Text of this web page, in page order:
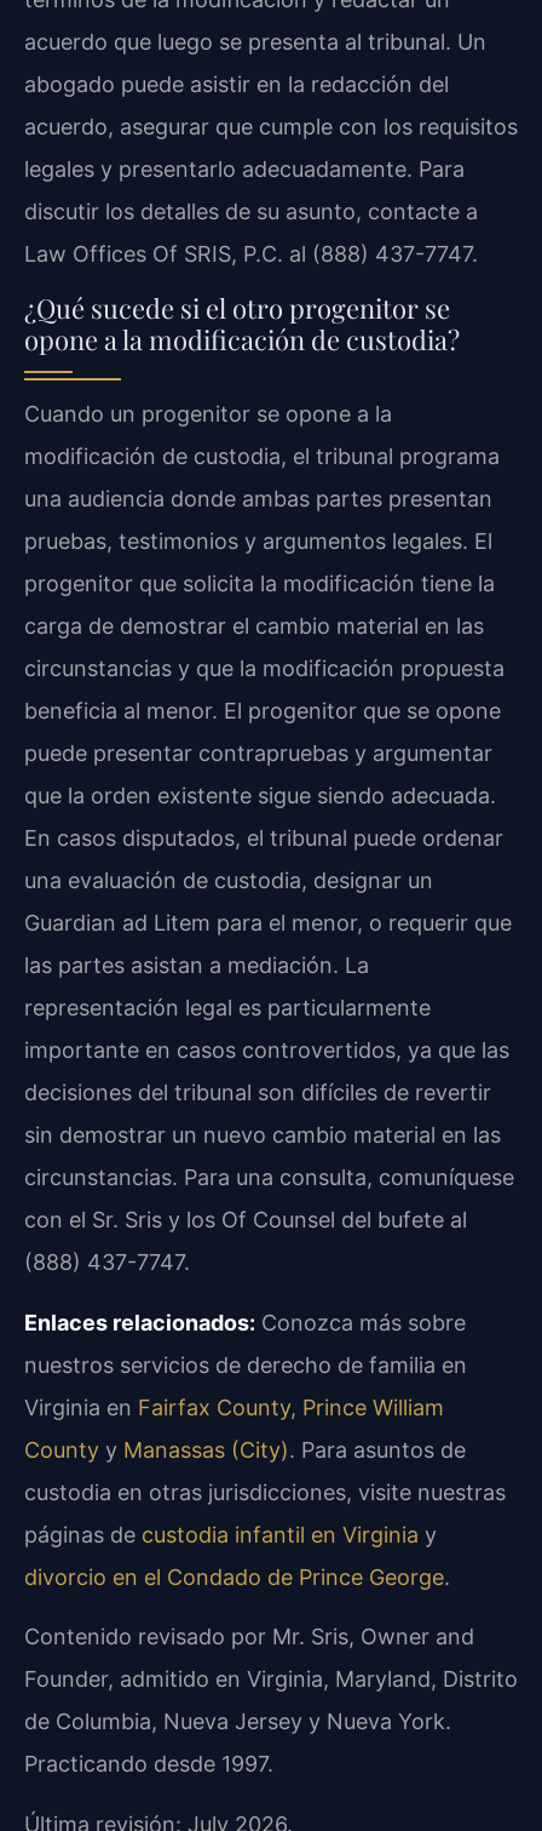
acuerdo que luego se presenta al tribunal. Un
abogado puede asistir en la redacción del
acuerdo, asegurar que cumple con los requisitos
legales y presentarlo adecuadamente. Para
discutir los detalles de su asunto, contacte a
Law Offices Of SRIS, P.C. al (888) 437-7747.
¿Qué sucede si el otro progenitor se
opone a la modificación de custodia?
Cuando un progenitor se opone a la
modificación de custodia, el tribunal programa
una audiencia donde ambas partes presentan
pruebas, testimonios y argumentos legales. El
progenitor que solicita la modificación tiene la
carga de demostrar el cambio material en las
circunstancias y que la modificación propuesta
beneficia al menor. El progenitor que se opone
puede presentar contrapruebas y argumentar
que la orden existente sigue siendo adecuada.
En casos disputados, el tribunal puede ordenar
una evaluación de custodia, designar un
Guardian ad Litem para el menor, o requerir que
las partes asistan a mediación. La
representación legal es particularmente
importante en casos controvertidos, ya que las
decisiones del tribunal son difíciles de revertir
sin demostrar un nuevo cambio material en las
circunstancias. Para una consulta, comuníquese
con el Sr. Sris y los Of Counsel del bufete al
(888) 437-7747.
Enlaces relacionados: Conozca más sobre
nuestros servicios de derecho de familia en
Virginia en Fairfax County, Prince William
County y Manassas (City). Para asuntos de
custodia en otras jurisdicciones, visite nuestras
páginas de custodia infantil en Virginia y
divorcio en el Condado de Prince George.
Contenido revisado por Mr. Sris, Owner and
Founder, admitido en Virginia, Maryland, Distrito
de Columbia, Nueva Jersey y Nueva York.
Practicando desde 1997.
Última revisión: July 2026.